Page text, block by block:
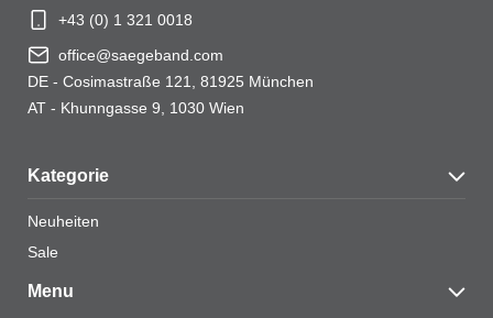
Name*
E-Mail*
+43 (0) 1 321 0018
office@saegeband.com
DE - Cosimastraße 121, 81925 München
AT - Khunngasse 9, 1030 Wien
Kategorie
Neuheiten
Sale
Menu